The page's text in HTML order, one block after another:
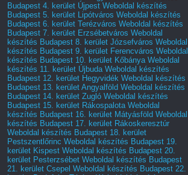
Budapest 4. kerület Újpest Weboldal készítés
Budapest 5. kerület Lipótváros Weboldal készítés
Budapest 6. kerület Terézváros Weboldal készítés
Budapest 7. kerület Erzsébetváros Weboldal
készítés Budapest 8. kerület Józsefváros Weboldal
készítés Budapest 9. kerület Ferencváros Weboldal
készítés Budapest 10. kerület Kőbánya Weboldal
készítés 11. kerület Újbuda Weboldal készítés
Budapest 12. kerület Hegyvidék Weboldal készítés
Budapest 13. kerület Angyalföld Weboldal készítés
Budapest 14. kerület Zugló Weboldal készítés
Budapest 15. kerület Rákospalota Weboldal
készítés Budapest 16. kerület Mátyásföld Weboldal
készítés Budapest 17. kerület Rákoskeresztúr
Weboldal készítés Budapest 18. kerület
Pestszentlőrinc Weboldal készítés Budapest 19.
kerület Kispest Weboldal készítés Budapest 20.
kerület Pesterzsébet Weboldal készítés Budapest
21. kerület Csepel Weboldal készítés Budapest 22.